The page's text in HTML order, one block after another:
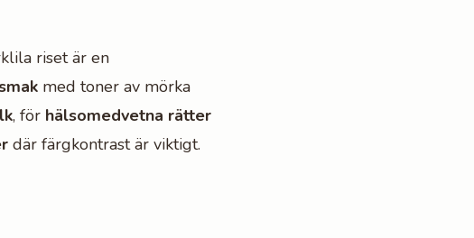
riset är en
med toner av mörka
, för hälsomedvetna rätter
där färgkontrast är viktigt.